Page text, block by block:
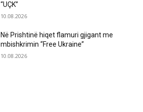
“UÇK”
10.08.2026
Në Prishtinë hiqet flamuri gjigant me
mbishkrimin “Free Ukraine”
10.08.2026